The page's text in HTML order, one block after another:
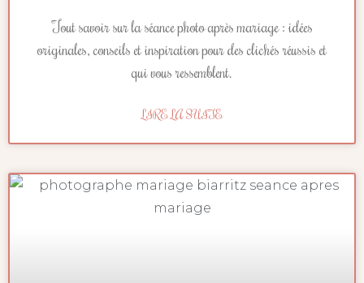
Tout savoir sur la séance photo après mariage : idées
originales, conseils et inspiration pour des clichés réussis et
qui vous ressemblent.
LIRE LA SUITE